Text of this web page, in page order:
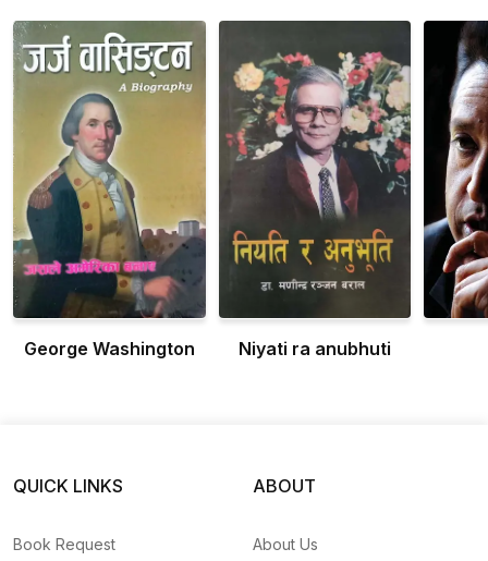
George Washington Niyati ra anubhuti
QUICK LINKS
Book Request
ABOUT
About Us